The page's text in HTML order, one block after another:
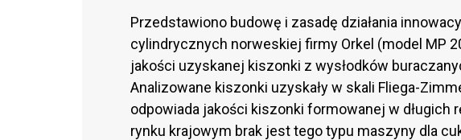
Przedstawiono budowę i zasadę działania
cylindrycznych norweskiej firmy Orkel (model MP
jakości uzyskanej kiszonki z wysłodków
Analizowane kiszonki uzyskały w skali Fliega-
odpowiada jakości kiszonki formowanej w długich
rynku krajowym brak jest tego typu maszyny dla